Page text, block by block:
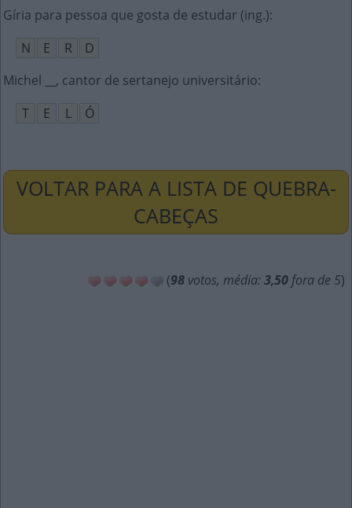
Gíria para pessoa que gosta de estudar (ing.):
N
E R
D
Michel __, cantor de sertanejo universitário:
T
E L Ó
VOLTAR PARA A LISTA DE QUEBRA-
CABEÇAS
(98 votos, média: 3,50 fora de 5)